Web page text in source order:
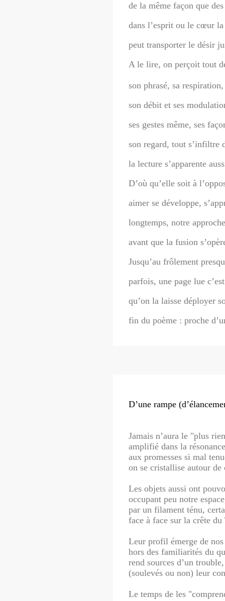
de la même façon que
dans l’esprit ou le cœur la
peut transporter le désir
A le lire, on perçoit tout
son phrasé, sa
son débit et ses
ses gestes même, ses
son regard, tout s’infiltre
la lecture s’apparente
D’où qu’elle soit à
aimer se développe,
longtemps, notre
avant que la fusion
Jusqu’au frôlement
parfois, une page lue
qu’on la laisse déployer
fin du poème : proche
D’une rampe
Jamais n’aura le "plus
amplifié dans la
aux promesses si mal
on se cristallise autour de
Les objets aussi ont
occupant peu notre
par un filament ténu,
face à face sur la crête du
Leur profil émerge de
hors des familiarités du
rend sources d’un
(soulevés ou non) leur
Le temps de les